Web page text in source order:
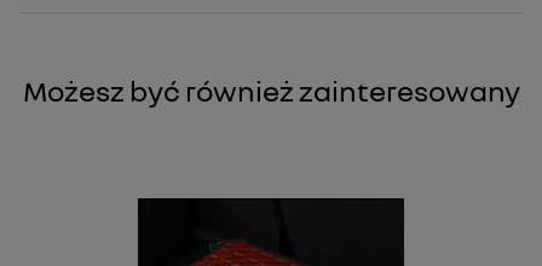
Możesz być również zainteresowany